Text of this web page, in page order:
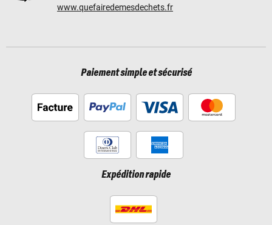
www.quefairedemesdechets.fr
Paiement simple et sécurisé
Expédition rapide